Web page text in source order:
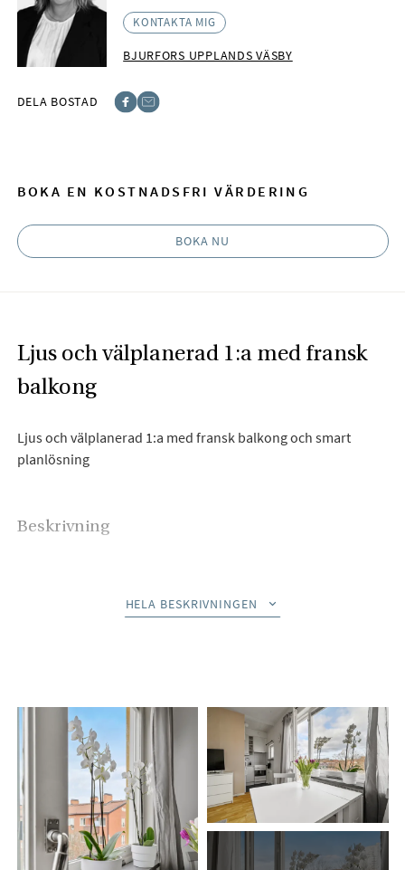
KONTAKTA MIG
BJURFORS UPPLANDS VÄSBY
DELA BOSTAD
BOKA EN KOSTNADSFRI VÄRDERING
BOKA NU
Ljus och välplanerad 1:a med fransk
balkong
Ljus och välplanerad 1:a med fransk balkong och smart
planlösning
Beskrivning
inbjudande känsla. Köket är kompakt men funktionellt,
utrustat med spis/ugn, fläkt, diskho samt bra
förvaringsmöjligheter i över och underskåp. Perfekt för dig
som vill ha ett praktiskt kök utan att kompromissa med
funktion.
Badrummet är helkaklat i ljusa toner och utrustat med dusch,
HELA BESKRIVNINGEN